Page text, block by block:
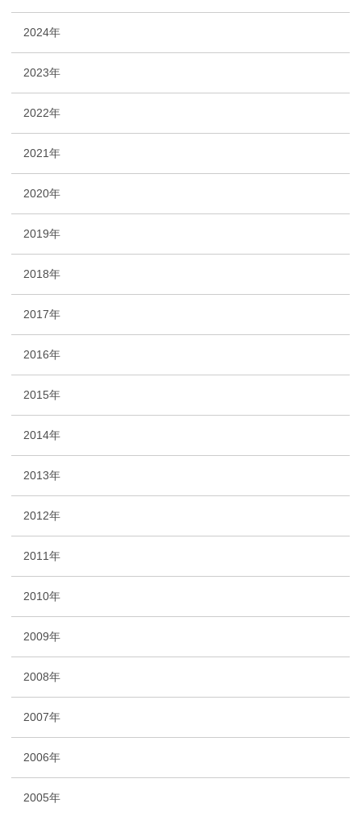
2024年
2023年
2022年
2021年
2020年
2019年
2018年
2017年
2016年
2015年
2014年
2013年
2012年
2011年
2010年
2009年
2008年
2007年
2006年
2005年